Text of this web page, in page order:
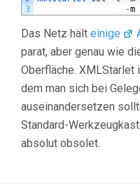
3
-m
Das Netz hält einige
parat, aber genau wie
Oberfläche.
dem man sich bei
auseinandersetzen
Standard-
absolut obsolet.